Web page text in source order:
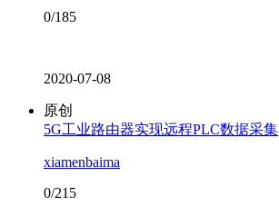
0/185
2020-07-08
原创
5G工业路由器实现远程PLC数据采集
xiamenbaima
0/215